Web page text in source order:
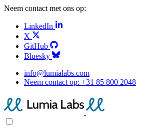
Neem contact met ons op:
LinkedIn
X
GitHub
Bluesky
info@lumialabs.com
Neem contact op: +31 85 800 2048